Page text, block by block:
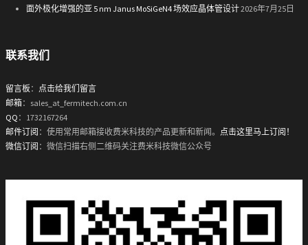
面外极化增强的亚 5 nm Janus MoSiGeN4 场效应晶体管设计2026年7月25日
联系我们
留言板 ： 点击给我们留言
邮箱：sales_at_fermitech.com.cn
QQ ：1732167264
邮件订阅 ：使用常用邮箱接收费米科技的产品更新和新闻。 点击这里马上订阅！
微信订阅 ：微信扫描右侧二维码关注费米科技微信公众号